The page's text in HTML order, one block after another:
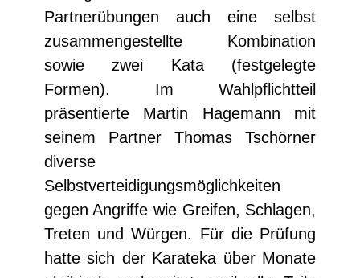
Partnerübungen auch eine selbst
zusammengestellte Kombination
sowie zwei Kata (festgelegte
Formen). Im Wahlpflichtteil
präsentierte Martin Hagemann mit
seinem Partner Thomas Tschörner
diverse
Selbstverteidigungsmöglichkeiten
gegen Angriffe wie Greifen, Schlagen,
Treten und Würgen. Für die Prüfung
hatte sich der Karateka über Monate